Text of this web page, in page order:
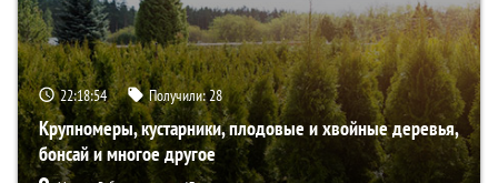
22:18:53 Получили:28
Крупномеры, кустарники, плодовые и хвойные деревья,
бонсай и многое другое